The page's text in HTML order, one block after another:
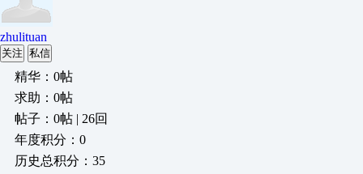
zhulituan
关注 私信
精华：0帖
求助：0帖
帖子：0帖 | 26回
年度积分：0
历史总积分：35